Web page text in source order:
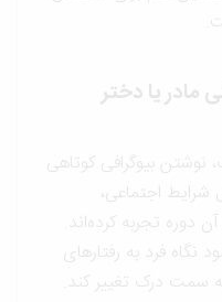
یا دختر
بیوگرافی کوتاهی
اجتماعی،
تجربه کرده‌اند.
به رفتارهای
درک تغییر کند.